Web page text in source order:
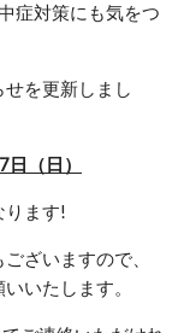
症対策にも気をつ
を更新しまし
（日）
ります!
ざいますので、
いたします。